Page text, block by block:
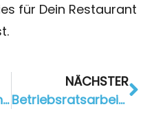
für Dein Restaurant
Gastro-App: Rothaus und AppYourself unterstützen Gastronomen
NÄCHSTER
Betriebsratsarbeit im Home Office: Tipps & Tricks